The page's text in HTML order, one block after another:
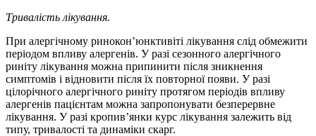
Тривалість лікування.
При алергічному ринокон’юнктивіті лікування слід обмежити
періодом впливу алергенів. У разі сезонного алергічного
риніту лікування можна припинити після зникнення
симптомів і відновити після їх повторної появи. У разі
цілорічного алергічного риніту протягом періодів впливу
алергенів пацієнтам можна запропонувати безперервне
лікування. У разі кропив’янки курс лікування залежить від
типу, тривалості та динаміки скарг.